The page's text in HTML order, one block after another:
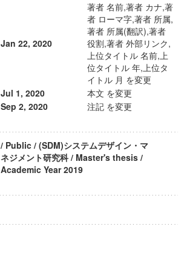
Jan 22, 2020
著者 名前,著者 カナ,著
者 ローマ字,著者 所属,
著者 所属(翻訳),著者
役割,著者 外部リンク,
上位タイトル 名前,上
位タイトル 年,上位タ
イトル 月 を変更
Jul 1, 2020
本文 を変更
Sep 2, 2020
注記 を変更
/ Public / (SDM)システムデザイン・マ
ネジメント研究科 / Master's thesis /
Academic Year 2019